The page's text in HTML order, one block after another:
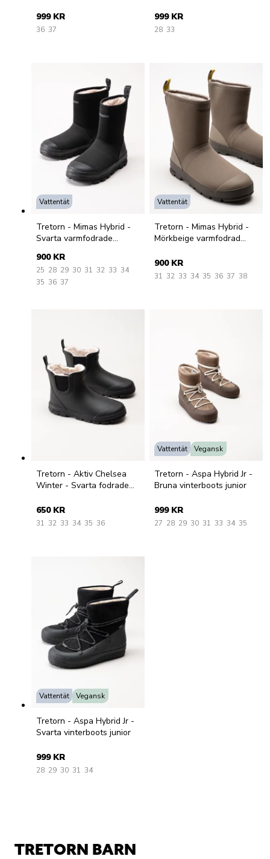
999 KR
36 37
999 KR
28 33
Vattentät
Tretorn - Mimas Hybrid -
Svarta varmfodrade
900 KR
25 28 29 30 31 32 33 34
35 36 37
Vattentät
Tretorn - Mimas Hybrid -
Mörkbeige varmfodrad
900 KR
31 32 33 34 35 36 37 38
Tretorn - Aktiv Chelsea
Winter - Svarta fodrade
650 KR
31 32 33 34 35 36
Vattentät Vegansk
Tretorn - Aspa Hybrid Jr -
Bruna vinterboots junior
999 KR
27 28 29 30 31 33 34 35
Vattentät Vegansk
Tretorn - Aspa Hybrid Jr -
Svarta vinterboots junior
999 KR
28 29 30 31 34
TRETORN BARN